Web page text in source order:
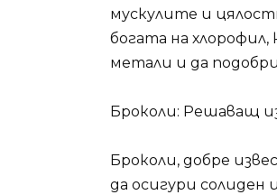
мускулите и
богата на
метали и да
Броколи: Решаващ
Броколи, добре
да осигури солиден